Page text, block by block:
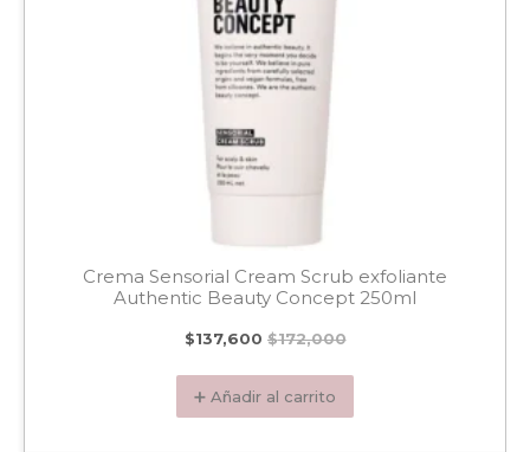
Crema Sensorial Cream Scrub exfoliante
Authentic Beauty Concept 250ml
$137,600 $172,000
➕ Añadir al carrito